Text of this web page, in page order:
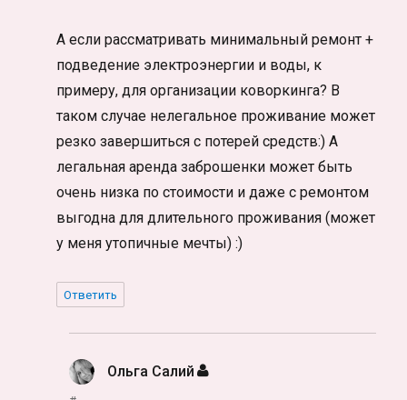
А если рассматривать минимальный ремонт +
подведение электроэнергии и воды, к
примеру, для организации коворкинга? В
таком случае нелегальное проживание может
резко завершиться с потерей средств:) А
легальная аренда заброшенки может быть
очень низка по стоимости и даже с ремонтом
выгодна для длительного проживания (может
у меня утопичные мечты) :)
Ответить
Ольга Салий :